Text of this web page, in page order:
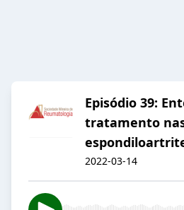
Episódio 39:
tratamento
2022-03-14